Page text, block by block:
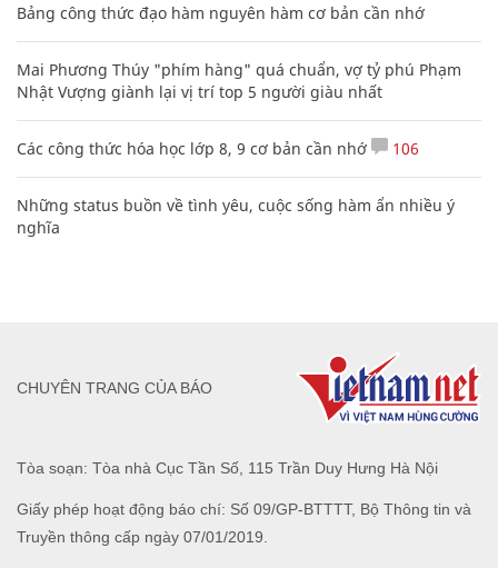
Bảng công thức đạo hàm nguyên hàm cơ bản cần nhớ
Mai Phương Thúy "phím hàng" quá chuẩn, vợ tỷ phú Phạm
Nhật Vượng giành lại vị trí top 5 người giàu nhất
Các công thức hóa học lớp 8, 9 cơ bản cần nhớ 106
Những status buồn về tình yêu, cuộc sống hàm ẩn nhiều ý
nghĩa
Tòa soạn: Tòa nhà Cục Tần Số, 115 Trần Duy Hưng Hà Nội
Giấy phép hoạt động báo chí: Số 09/GP-BTTTT, Bộ Thông tin và
Truyền thông cấp ngày 07/01/2019.
CHUYÊN TRANG CỦA BÁO